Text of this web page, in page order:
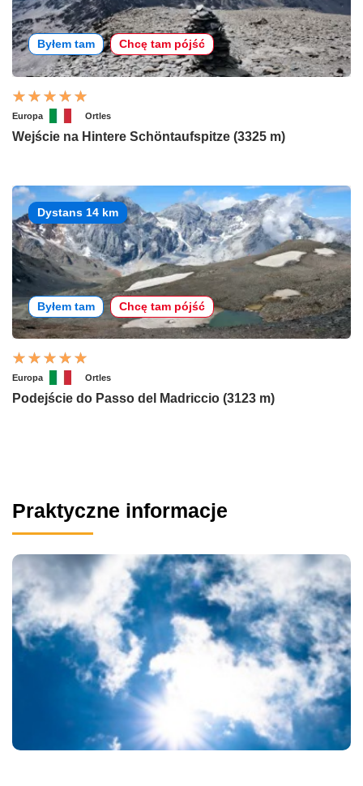
Byłem tam Chcę tam pójść
Europa Ortles
Wejście na Hintere Schöntaufspitze (3325 m)
Dystans 14 km
Byłem tam Chcę tam pójść
Europa Ortles
Podejście do Passo del Madriccio (3123 m)
Praktyczne informacje